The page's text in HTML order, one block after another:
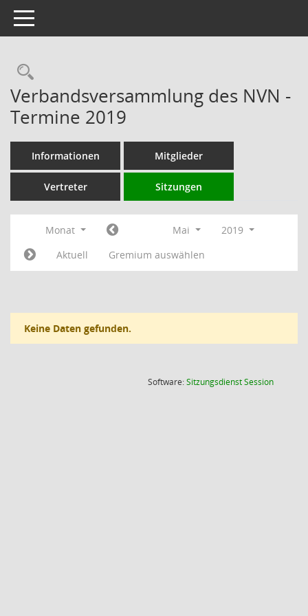
Toggle navigation
Rechercheauswahl
Verbandsversammlung des NVN -
Termine 2019
Informationen Mitglieder
Vertreter Sitzungen
Monat Mai
2019
Aktuell
Gremium auswählen
Keine Daten gefunden.
Software:SitzungsdienstSession(Wird in